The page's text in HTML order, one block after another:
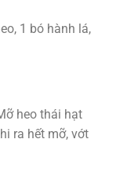
1 bó hành lá,
heo thái hạt
ra hết mỡ, vớt